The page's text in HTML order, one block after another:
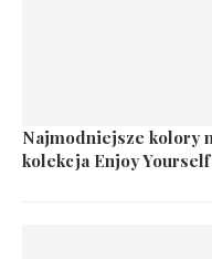
Najmodniejsze kolory
kolekcja Enjoy